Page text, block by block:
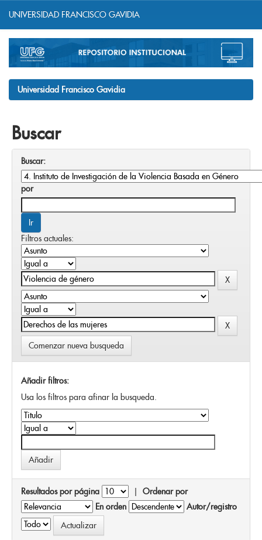
navigation
UNIVERSIDAD FRANCISCO GAVIDIA
Universidad Francisco Gavidia
Buscar
Buscar:
por
Filtros actuales:
Comenzar nueva busqueda
Añadir filtros:
Usa los filtros para afinar la busqueda.
Resultados por página | Ordenar por
En orden
Autor/registro